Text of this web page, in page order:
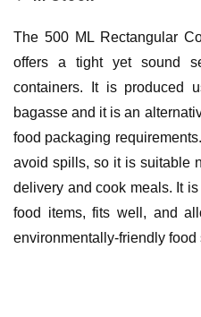
The 500 ML Rectangular
offers a tight yet sound
containers.
It is produced
bagasse and it is an
food packaging requirements.
avoid spills, so it is suitable
delivery and cook meals. It
food items, fits well, and
environmentally-friendly food